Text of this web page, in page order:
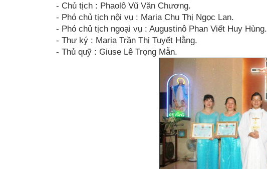
- Chủ tịch : Phaolô Vũ Văn Chương.
- Phó chủ tịch nội vụ : Maria Chu Thị Ngọc Lan.
- Phó chủ tịch ngoại vụ : Augustinô Phan Viết Huy Hùng.
- Thư ký : Maria Trần Thị Tuyết Hằng.
- Thủ quỹ : Giuse Lê Trọng Mẫn.